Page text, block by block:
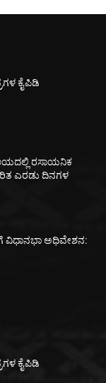
ಕೈಪಿಡಿ
ರಸಾಯನಿಕ
ಎರಡು ದಿನಗಳ
ವಿಧಾನಭಾ ಅಧಿವೇಶನ:
ಕೈಪಿಡಿ